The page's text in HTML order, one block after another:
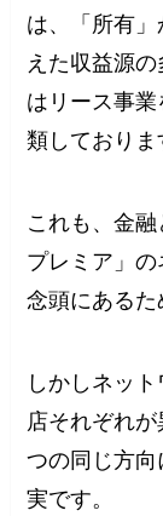
は、「所有
えた収益源
はリース事
類しておりま
これも、金
プレミア」
念頭にあるた
しかしネッ
店それぞれ
つの同じ方
実です。